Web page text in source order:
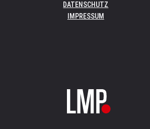
DATENSCHUTZ
IMPRESSUM